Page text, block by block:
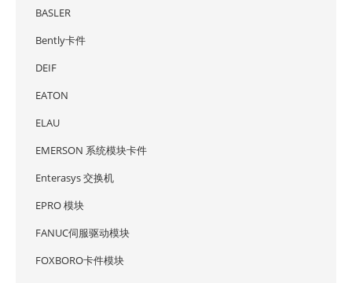
BASLER
Bently卡件
DEIF
EATON
ELAU
EMERSON 系统模块卡件
Enterasys 交换机
EPRO 模块
FANUC伺服驱动模块
FOXBORO卡件模块